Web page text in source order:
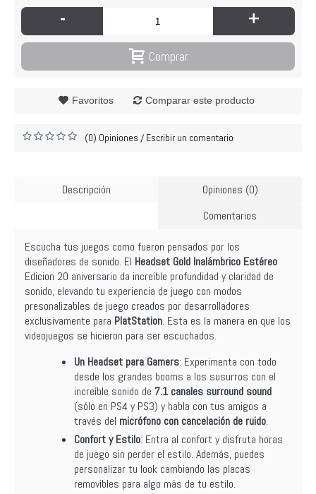
- +
Comprar
Favoritos Comparar este producto
(0) Opiniones / Escribir un comentario
Descripción
Opiniones (0)
Comentarios
Escucha tus juegos como fueron pensados por los
diseñadores de sonido. El Headset Gold Inalámbrico Estéreo
Edicion 20 aniversario da increíble profundidad y claridad de
sonido, elevando tu experiencia de juego con modos
presonalizables de juego creados por desarrolladores
exclusivamente para PlatStation. Esta es la manera en que los
videojuegos se hicieron para ser escuchados.
Un Headset para Gamers: Experimenta con todo
desde los grandes booms a los susurros con el
increíble sonido de 7.1 canales surround sound
(sólo en PS4 y PS3) y habla con tus amigos a
través del micrófono con cancelación de ruido.
Confort y Estilo: Entra al confort y disfruta horas
de juego sin perder el estilo. Además, puedes
personalizar tu look cambiando las placas
removibles para algo más de tu estilo.